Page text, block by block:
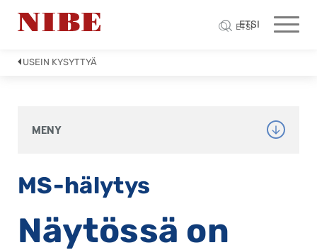
ETSI
ETSI
USEIN KYSYTTYÄ
MENY
MS-hälytys
Näytössä on